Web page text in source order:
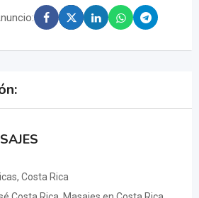
Costa Rica